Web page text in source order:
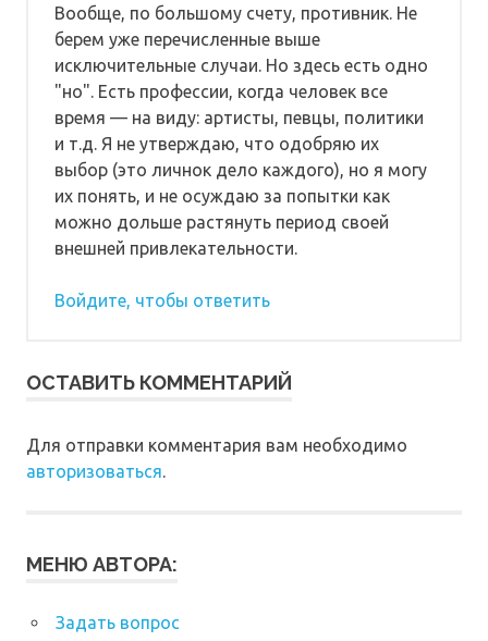
Вообще, по большому счету, противник. Не
берем уже перечисленные выше
исключительные случаи. Но здесь есть одно
"но". Есть профессии, когда человек все
время — на виду: артисты, певцы, политики
и т.д. Я не утверждаю, что одобряю их
выбор (это личнок дело каждого), но я могу
их понять, и не осуждаю за попытки как
можно дольше растянуть период своей
внешней привлекательности.
Войдите, чтобы ответить
ОСТАВИТЬ КОММЕНТАРИЙ
Для отправки комментария вам необходимо
авторизоваться.
МЕНЮ АВТОРА:
Задать вопрос